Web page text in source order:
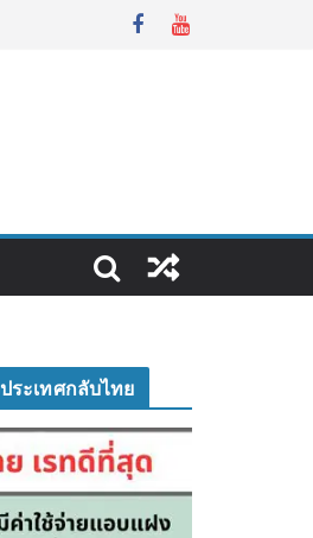
ระเทศกลับไทย